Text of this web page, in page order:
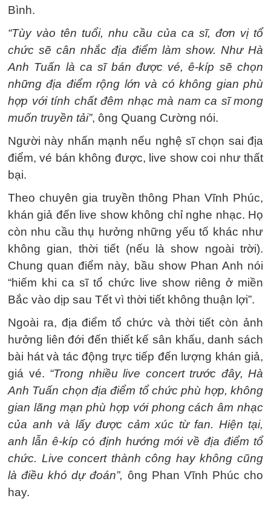
Bình.
“Tùy vào tên tuổi, nhu cầu của ca sĩ, đơn vị tổ
chức sẽ cân nhắc địa điểm làm show. Như Hà
Anh Tuấn là ca sĩ bán được vé, ê-kíp sẽ chọn
những địa điểm rộng lớn và có không gian phù
hợp với tính chất đêm nhạc mà nam ca sĩ mong
muốn truyền tải”, ông Quang Cường nói.
Người này nhấn mạnh nếu nghệ sĩ chọn sai địa
điểm, vé bán không được, live show coi như thất
bại.
Theo chuyên gia truyền thông Phan Vĩnh Phúc,
khán giả đến live show không chỉ nghe nhạc. Họ
còn nhu cầu thụ hưởng những yếu tố khác như
không gian, thời tiết (nếu là show ngoài trời).
Chung quan điểm này, bầu show Phan Anh nói
“hiếm khi ca sĩ tổ chức live show riêng ở miền
Bắc vào dịp sau Tết vì thời tiết không thuận lợi”.
Ngoài ra, địa điểm tổ chức và thời tiết còn ảnh
hưởng liên đới đến thiết kế sân khấu, danh sách
bài hát và tác động trực tiếp đến lượng khán giả,
giá vé. “Trong nhiều live concert trước đây, Hà
Anh Tuấn chọn địa điểm tổ chức phù hợp, không
gian lãng mạn phù hợp với phong cách âm nhạc
của anh và lấy được cảm xúc từ fan. Hiện tại,
anh lẫn ê-kíp có định hướng mới về địa điểm tổ
chức. Live concert thành công hay không cũng
là điều khó dự đoán”, ông Phan Vĩnh Phúc cho
hay.